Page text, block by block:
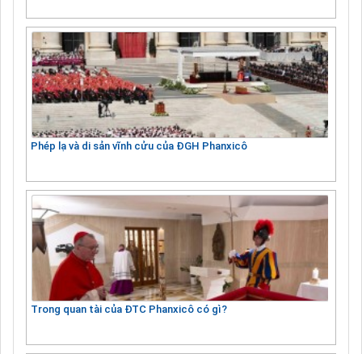
Phép lạ và di sản vĩnh cửu của ĐGH Phanxicô
Trong quan tài của ĐTC Phanxicô có gì?